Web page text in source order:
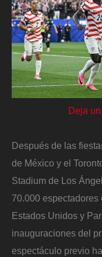
Deja
Después de las
de México y el
Stadium de Los
70.000
Estados Unidos y
inauguraciones del
espectáculo previo